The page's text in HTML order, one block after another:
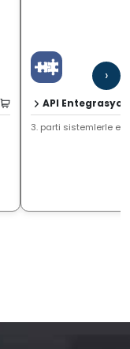
API
3. parti sistemlerle
›